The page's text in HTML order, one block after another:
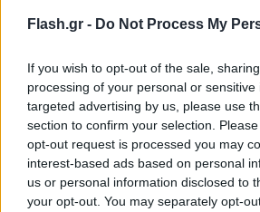
Flash.gr - Do Not Process My
If you wish to opt-out of the sale,
processing of your personal or
targeted advertising by us, please use
section to confirm your selection.
opt-out request is processed you may
interest-based ads based on personal
us or personal information disclosed to
your opt-out. You may separately opt-
FLASH FOCUS